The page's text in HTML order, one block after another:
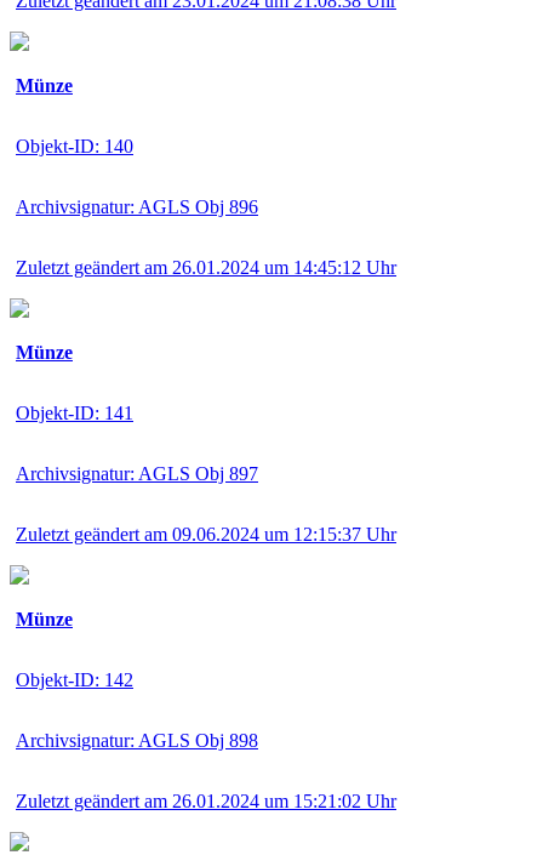
Münze
Objekt-ID: 140
Archivsignatur: AGLS Obj 896
Zuletzt geändert am 26.01.2024 um 14:45:12 Uhr
Münze
Objekt-ID: 141
Archivsignatur: AGLS Obj 897
Zuletzt geändert am 09.06.2024 um 12:15:37 Uhr
Münze
Objekt-ID: 142
Archivsignatur: AGLS Obj 898
Zuletzt geändert am 26.01.2024 um 15:21:02 Uhr